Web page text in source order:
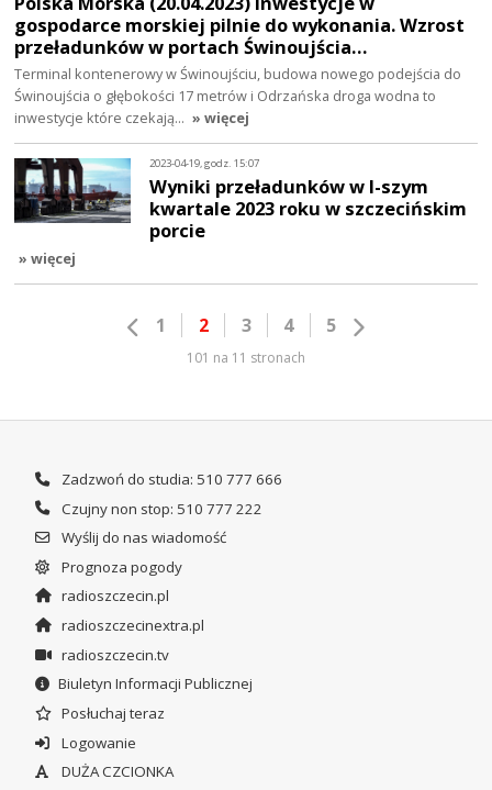
gospodarce morskiej pilnie do wykonania. Wzrost
przeładunków w portach Świnoujścia…
Terminal kontenerowy w Świnoujściu, budowa nowego podejścia do
Świnoujścia o głębokości 17 metrów i Odrzańska droga wodna to
inwestycje które czekają… » więcej
2023-04-19, godz. 15:07
Wyniki przeładunków w I-szym
kwartale 2023 roku w szczecińskim
porcie
» więcej
1 2 3 4 5
101 na 11 stronach
Zadzwoń do studia: 510 777 666
Czujny non stop: 510 777 222
Wyślij do nas wiadomość
Prognoza pogody
radioszczecin.pl
radioszczecinextra.pl
radioszczecin.tv
Biuletyn Informacji Publicznej
Posłuchaj teraz
Logowanie
DUŻA CZCIONKA